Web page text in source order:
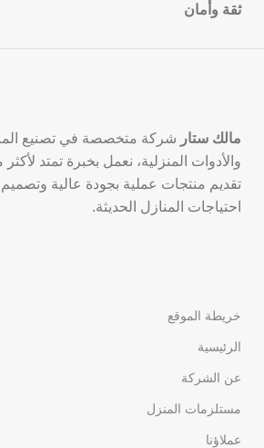
ثقة وأمان
مالك ستار شركة متخصصة في تصنيع
تقديم منتجات عملية بجودة عالية
احتياجات المنازل الحديثة.
خريطة الموقع
الرئيسية
عن الشركة
مستلزمات المنزل
عملاؤنا